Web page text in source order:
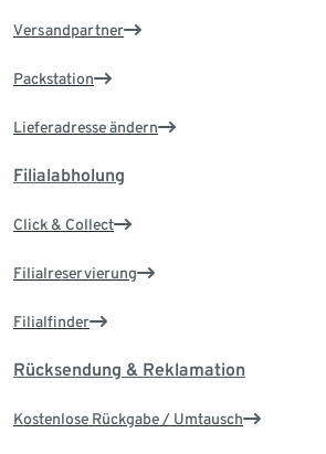
Versandpartner
Packstation
Lieferadresse ändern
Filialabholung
Click & Collect
Filialreservierung
Filialfinder
Rücksendung & Reklamation
Kostenlose Rückgabe / Umtausch